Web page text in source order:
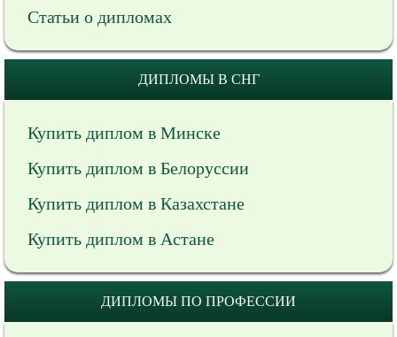
Статьи о дипломах
ДИПЛОМЫ В СНГ
Купить диплом в Минске
Купить диплом в Белоруссии
Купить диплом в Казахстане
Купить диплом в Астане
ДИПЛОМЫ ПО ПРОФЕССИИ